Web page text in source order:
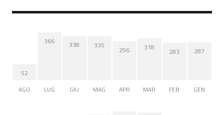
52
AGO
366
LUG
338
GIU
335
MAG
296
APR
318
MAR
283
FEB
287
GEN